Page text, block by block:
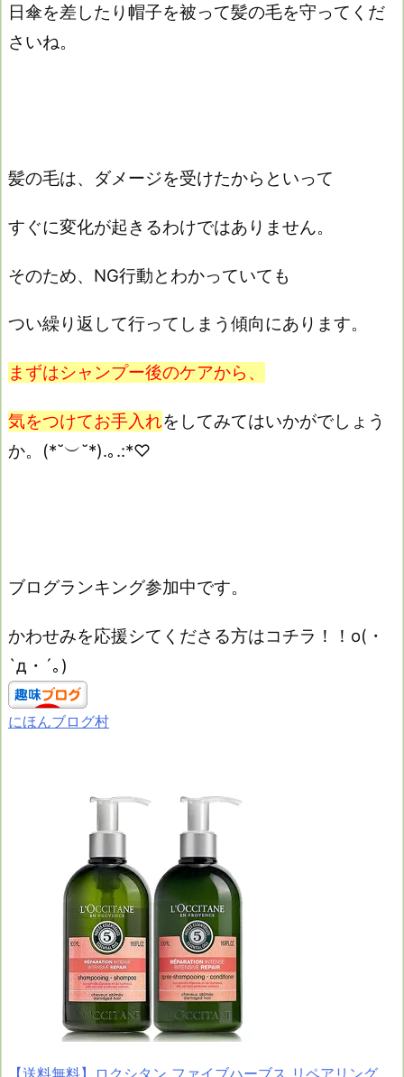
日傘を差したり帽子を被って髪の毛を守ってくだ
さいね。
髪の毛は、ダメージを受けたからといって
すぐに変化が起きるわけではありません。
そのため、NG行動とわかっていても
つい繰り返して行ってしまう傾向にあります。
まずはシャンプー後のケアから、
気をつけてお手入れをしてみてはいかがでしょう
か。(*˘︶˘*).｡.:*♡
ブログランキング参加中です。
かわせみを応援シてくださる方はコチラ！！o(・
`д・´｡)
にほんブログ村
【送料無料】ロクシタン ファイブハーブス リペアリング